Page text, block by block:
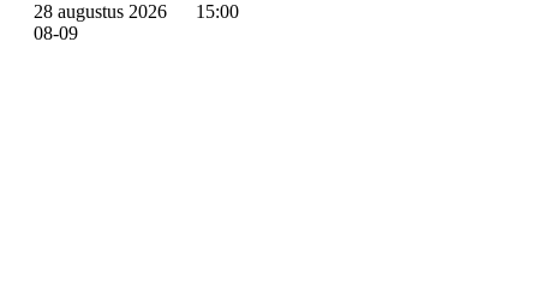
28 augustus 2026
15:00
08-09